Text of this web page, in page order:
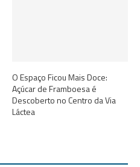
O Espaço Ficou Mais Doce:
Açúcar de Framboesa é
Descoberto no Centro da Via
Láctea